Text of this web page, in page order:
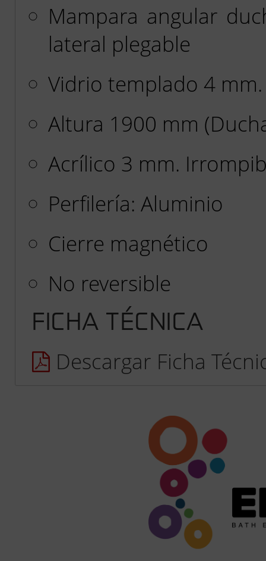
Mampara angular
lateral plegable
Vidrio templado 4 mm.
Altura 1900 mm
Acrílico 3 mm.
Perfilería: Aluminio
Cierre magnético
No reversible
FICHA TÉCNICA
Descargar Ficha